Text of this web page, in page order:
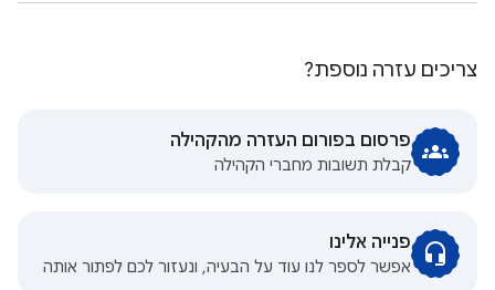
צריכים עזרה נוספת?
פרסום בפורום העזרה מהקהילה
קבלת תשובות מחברי הקהילה
פנייה אלינו
אפשר לספר לנו עוד על הבעיה, ונעזור לכם לפתור אותה